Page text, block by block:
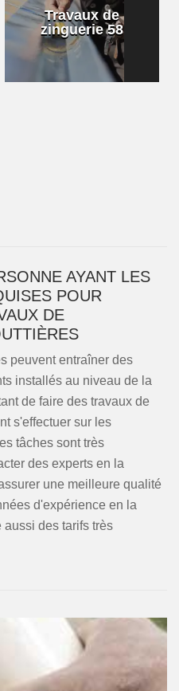
Travaux de
zinguerie 58
AYANT LES
POUR
DE
peuvent entraîner des
installés au niveau de la
de faire des travaux de
s'effectuer sur les
tâches sont très
des experts en la
une meilleure qualité
d'expérience en la
des tarifs très